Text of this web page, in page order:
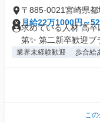
〒885-0021宮崎県
月給22万1000円～
求めている人材 高
第✨ 第二新卒歓迎ブ
業界未経験歓迎 歩合給
こ